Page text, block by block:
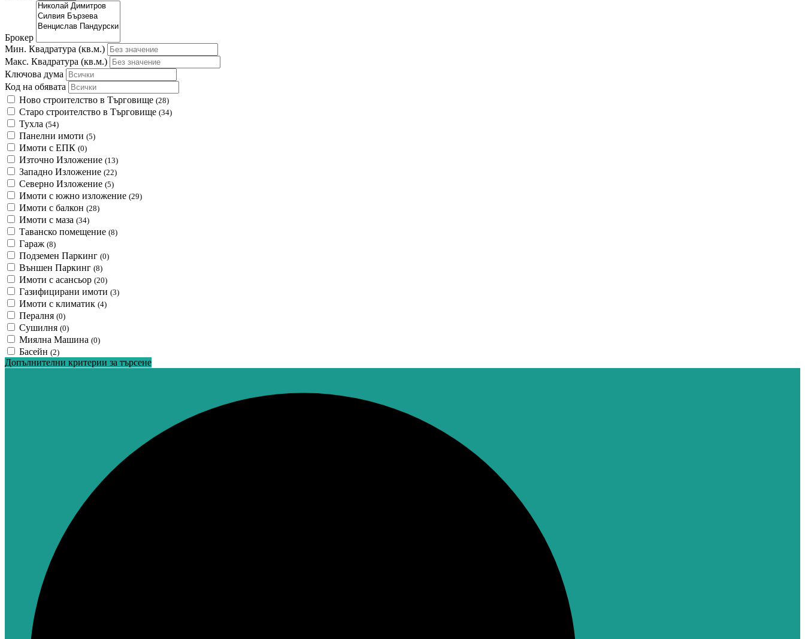
Брокер
Мин. Квадратура (кв.м.)
Макс. Квадратура (кв.м.)
Ключова дума
Код на обявата
Ново строителство в Търговище (28)
Старо строителство в Търговище (34)
Тухла (54)
Панелни имоти (5)
Имоти с ЕПК (0)
Източно Изложение (13)
Западно Изложение (22)
Северно Изложение (5)
Имоти с южно изложение (29)
Имоти с балкон (28)
Имоти с маза (34)
Таванско помещение (8)
Гараж (8)
Подземен Паркинг (0)
Външен Паркинг (8)
Имоти с асансьор (20)
Газифицирани имоти (3)
Имоти с климатик (4)
Пералня (0)
Сушилня (0)
Миялна Машина (0)
Басейн (2)
Допълнителни критерии за търсене